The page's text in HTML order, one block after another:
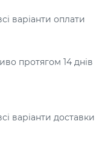
варіанти оплати
протягом 14 днів
варіанти доставки